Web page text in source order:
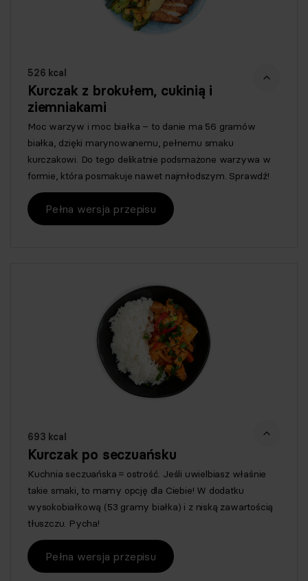
526 kcal
Kurczak z brokułem, cukinią i
ziemniakami
Moc warzyw i moc białka – to danie ma 56 gramów
białka, dzięki marynowanemu, pełnemu smaku
kurczakowi. Do tego delikatnie podsmażone warzywa w
formie, która posmakuje nawet najmłodszym. Sprawdź!
Pełna wersja przepisu
693 kcal
Kurczak po seczuańsku
Kuchnia seczuańska = ostrość. Jeśli uwielbiasz właśnie
takie smaki, to mamy opcję dla Ciebie! W dodatku
wysokobiałkową (53 gramy białka) i z niską zawartością
tłuszczu. Pycha!
Pełna wersja przepisu